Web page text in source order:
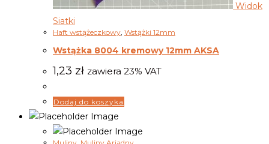
Widok
Siatki
Haft wstążeczkowy, Wstążki 12mm
Wstążka 8004 kremowy 12mm AKSA
1,23 zł zawiera 23% VAT
Dodaj do koszyka